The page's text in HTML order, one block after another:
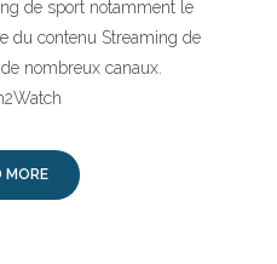
de sport notamment le
du contenu Streaming de
nombreux canaux.
MORE